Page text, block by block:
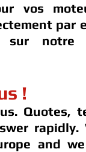
vos
par
sur notre
!
Quotes,
rapidly.
and